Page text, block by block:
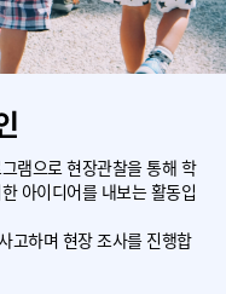
램으로 현장관찰을 통해 학
아이디어를 내보는 활동입
고하며 현장 조사를 진행합